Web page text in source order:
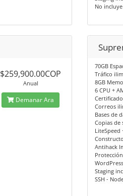
No incluye
$259,900.00COP
Anual
Demanar Ara
70GB
Tráfico
8GB
6 CPU +
Correos
Bases de
Copias de
LiteSpeed
Antihack
Staging
SSH -